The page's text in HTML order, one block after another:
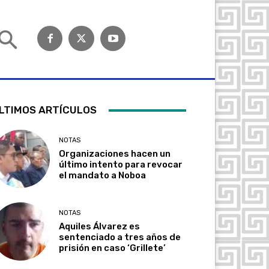
ARTÍCULOS
NOTAS
Organizaciones hacen un
último intento para revocar
el mandato a Noboa
NOTAS
Aquiles Álvarez es
sentenciado a tres años de
prisión en caso ‘Grillete’